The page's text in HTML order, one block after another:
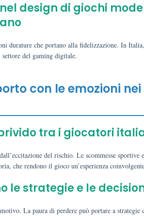
design di giochi
durature che portano alla fidelizzazione. In
del gaming digitale.
con le emozioni
tra i giocatori
del rischio. Le scommesse sportive
che rendono il gioco un’esperienza
le strategie e le
La paura di perdere può portare a strategie